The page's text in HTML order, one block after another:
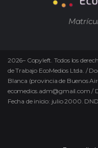
2026– Copyleft. Todos los
de Trabajo EcoMedios Ltda. /
Blanca (provincia de Buenos
ecomedios.adm@gmail.com /
Fecha de inicio: julio 2000.